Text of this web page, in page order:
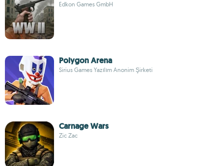
Edkon Games GmbH
Polygon Arena
Sirius Games Yazılım Anonim Şirketi
Carnage Wars
Zic Zac